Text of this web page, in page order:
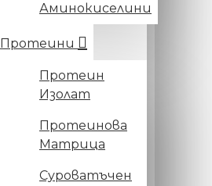
Аминокиселини
Протеини
Протеин
Изолат
Протеинова
Матрица
Суроватъчен